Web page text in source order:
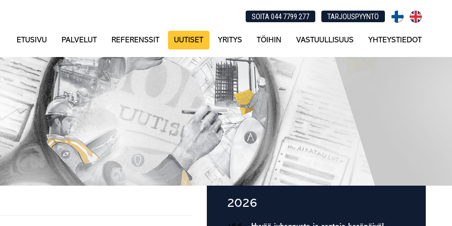
SOITA 044 7799 277 TARJOUSPYYNTÖ
ETUSIVU PALVELUT REFERENSSIT UUTISET YRITYS TÖIHIN VASTUULLISUUS YHTEYSTIEDOT
Ensisijainen
2026